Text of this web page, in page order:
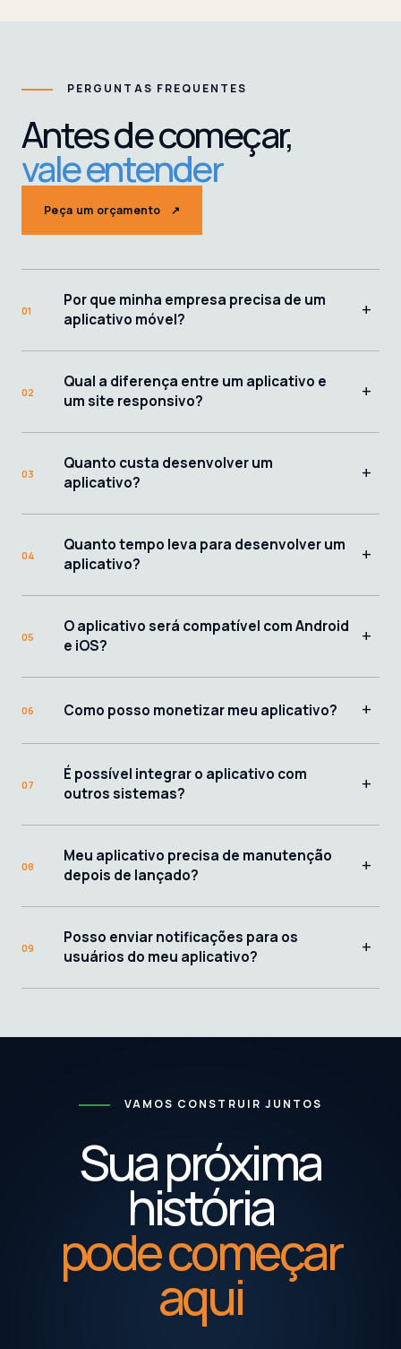
PERGUNTAS FREQUENTES
Antes de começar,
vale entender
Peça um orçamento ↗
01
Por que minha empresa precisa de um
aplicativo móvel?
+
02
Qual a diferença entre um aplicativo e
um site responsivo?
+
03
Quanto custa desenvolver um
aplicativo?
+
04
Quanto tempo leva para desenvolver um
aplicativo?
+
05
O aplicativo será compatível com Android
e iOS?
+
06 Como posso monetizar meu aplicativo? +
07
É possível integrar o aplicativo com
outros sistemas?
+
08
Meu aplicativo precisa de manutenção
depois de lançado?
+
09
Posso enviar notificações para os
usuários do meu aplicativo?
+
VAMOS CONSTRUIR JUNTOS
Sua próxima
história
pode começar
aqui